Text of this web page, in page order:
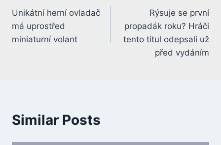
navigation
Unikátní herní ovladač
má uprostřed
miniaturní volant
Rýsuje se první
propadák roku? Hráči
tento titul odepsali už
před vydáním
Similar Posts